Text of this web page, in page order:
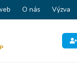
O nás Výzva